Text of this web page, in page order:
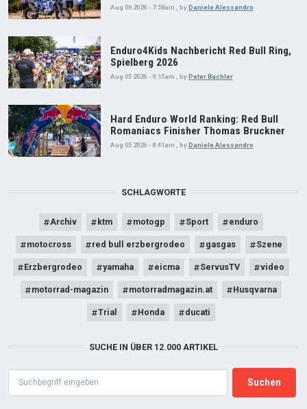
Aug 06 2026 - 7:58am byDaniele Alessandro
Enduro4Kids Nachbericht Red Bull Ring,
Spielberg 2026
Aug 05 2026 - 9:15am byPeter Bachler
Hard Enduro World Ranking: Red Bull
Romaniacs Finisher Thomas Bruckner
Aug 05 2026 - 8:41am , byDaniele Alessandro
SCHLAGWORTE
Archiv ktm motogp Sport enduro
motocross red bull erzbergrodeo gasgas Szene
Erzbergrodeo yamaha eicma ServusTV video
motorrad-magazin motorradmagazin.at Husqvarna
Trial Honda ducati
SUCHE IN ÜBER 12.000 ARTIKEL